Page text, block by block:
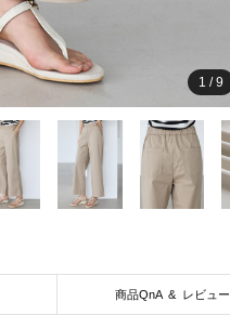
1 /9
商品QnA & レビュー